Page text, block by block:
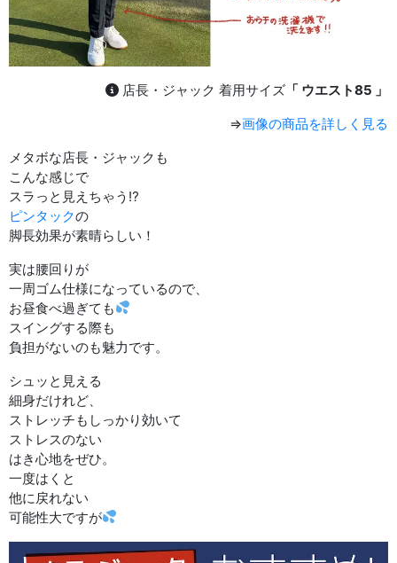
店長・ジャック 着用サイズ 「 ウエスト85 」
⇒画像の商品を詳しく見る
メタボな店長・ジャックも
こんな感じで
スラっと見えちゃう⁉︎
ピンタックの
脚長効果が素晴らしい！
実は腰回りが
一周ゴム仕様になっているので、
お昼食べ過ぎても
スイングする際も
負担がないのも魅力です。
シュッと見える
細身だけれど、
ストレッチもしっかり効いて
ストレスのない
はき心地をぜひ。
一度はくと
他に戻れない
可能性大ですが